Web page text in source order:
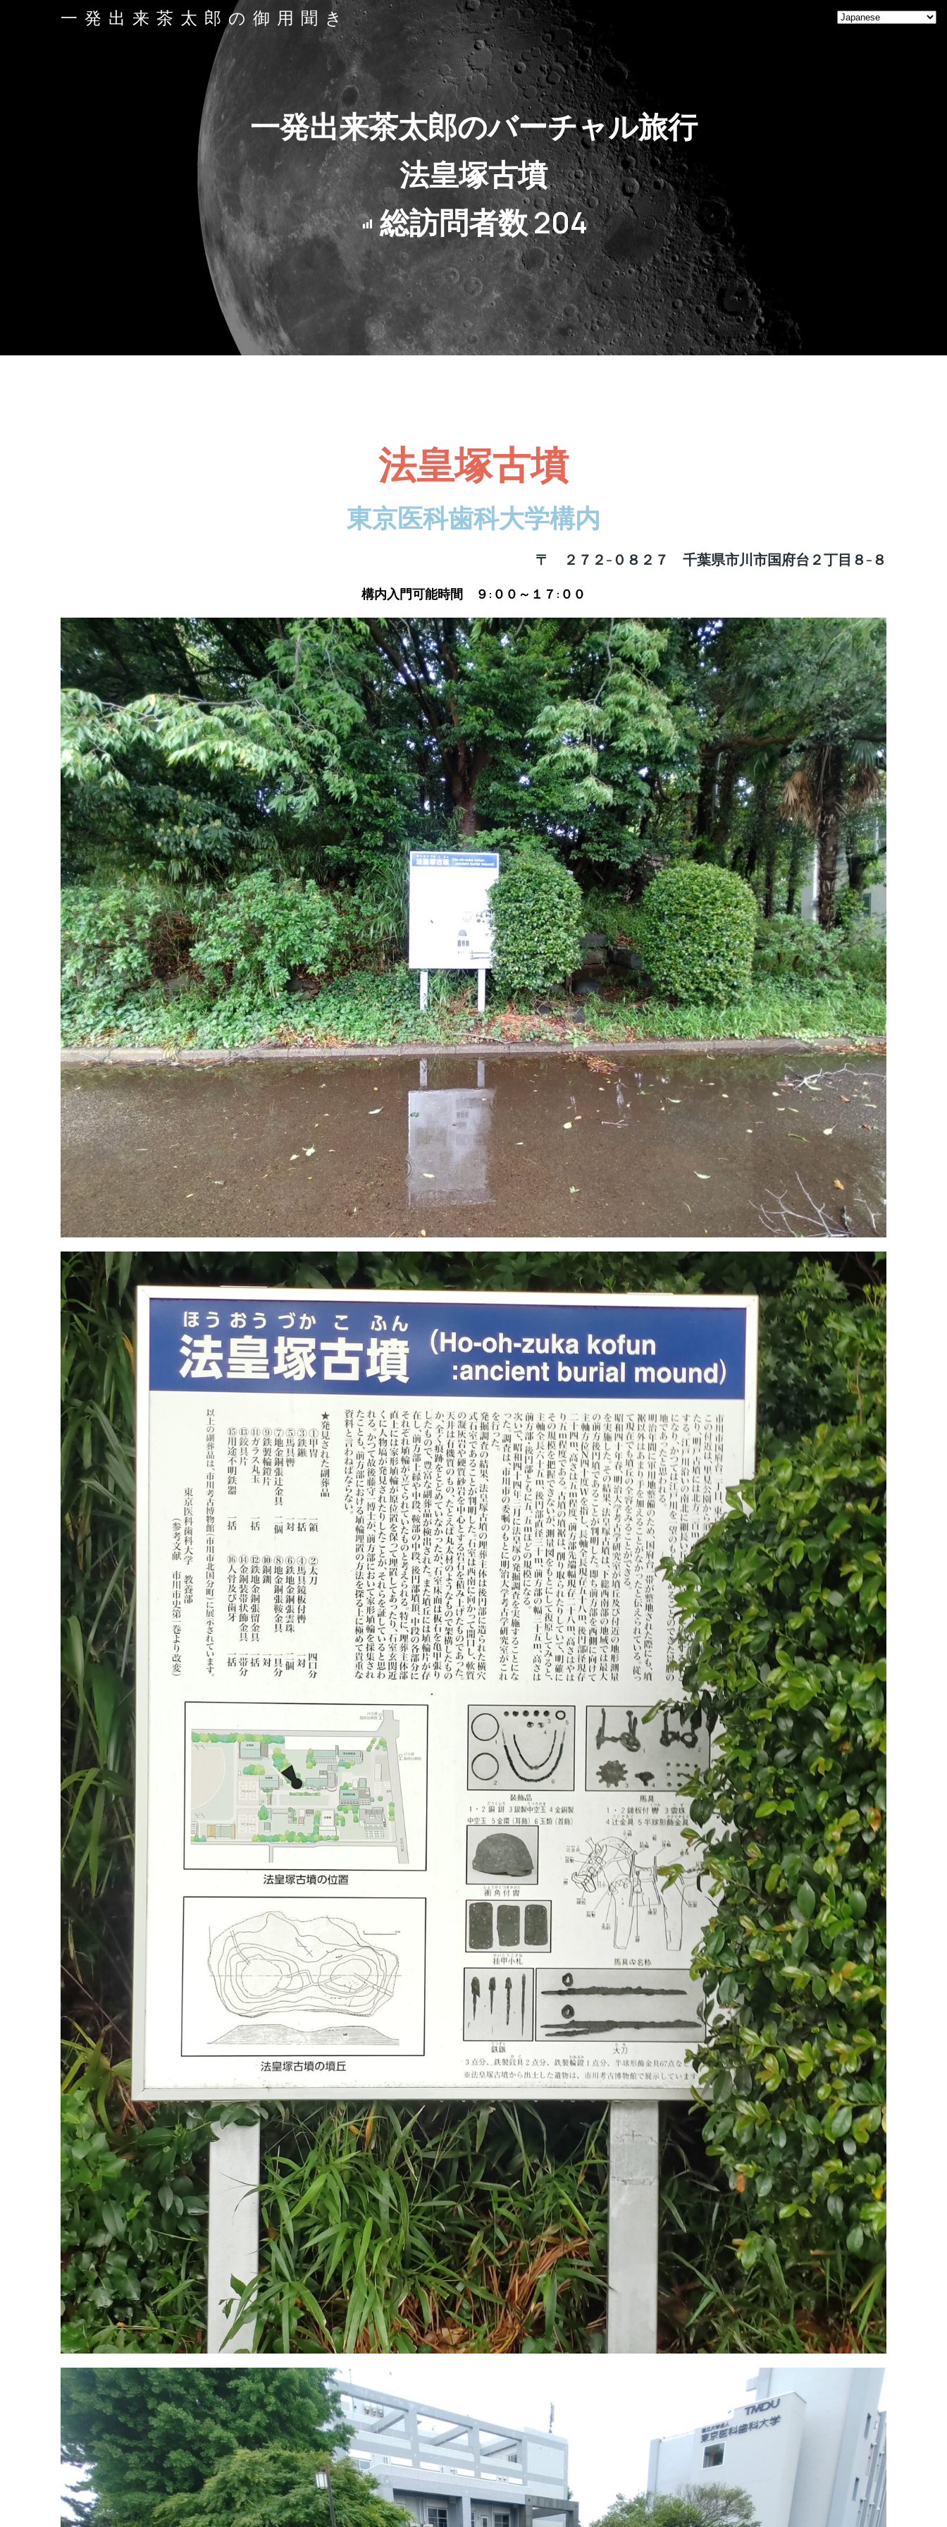
一発出来茶太郎の御用聞き Home
一発出来茶太郎のバーチャル旅行
法皇塚古墳
総訪問者数204
法皇塚古墳
東京医科歯科大学構内
〒 ２７２-０８２７ 千葉県市川市国府台２丁目８-８
構内入門可能時間 ９:００～１７:００